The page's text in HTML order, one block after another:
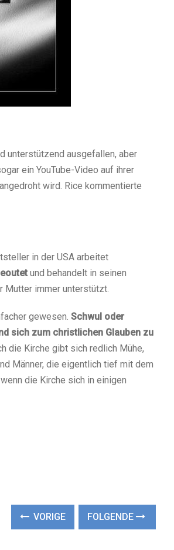
unterstützend ausgefallen, aber
ein YouTube-Video auf ihrer
wird. Rice kommentierte
in der USA arbeitet
und behandelt in seinen
Mutter immer unterstützt.
gewesen. Schwul oder
sich zum christlichen Glauben zu
die Kirche gibt sich redlich Mühe,
Männer, die eigentlich tief mit dem
die Kirche sich in einigen
VORIGE FOLGENDE